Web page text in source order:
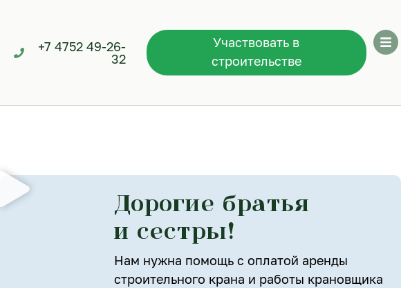
+7 4752 49-26-
32
Участвовать в
строительстве
Дорогие братья
и сестры!
Нам нужна помощь с оплатой аренды
строительного крана и работы крановщика